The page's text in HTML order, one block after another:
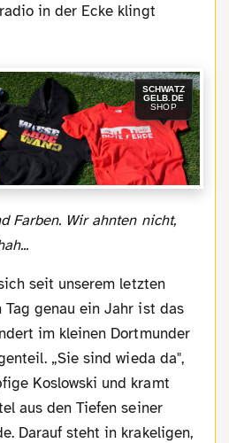
in der Ecke klingt
SCHWATZ
GELB.DE
SHOP
Tag genau ein Jahr ist das
im kleinen Dortmunder
„Sie sind wieda da",
Koslowski und kramt
aus den Tiefen seiner
Darauf steht in krakeligen,